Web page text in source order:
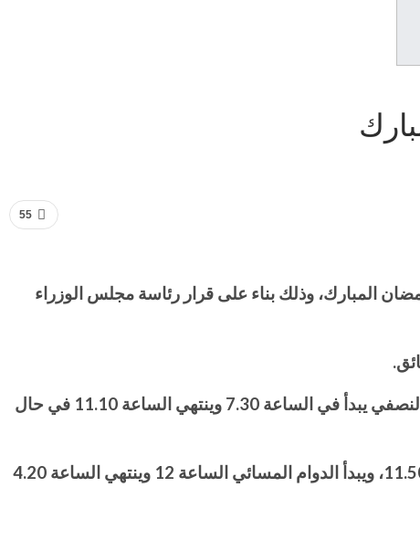
55
المبارك، وذلك بناء على قرار رئاسة مجلس الوزراء
وأوضحت الوزارة في بيانها، وفقاً لوسائل إعلام تابعة للحكومة السورية، بإن الدوام الصباحي في المدارس ذات الدوام النصفي يبدأ في الساعة 7.30 وينتهي الساعة 11.10 في حال
أما في حال وجود ست حصص، فيبدأ الدوام الصباحي في المدارس ذات الدوام النصفي، الساعة 7.30 وينتهي الساعة 11.50، ويبدأ الدوام المسائي الساعة 12 وينتهي الساعة 4.20